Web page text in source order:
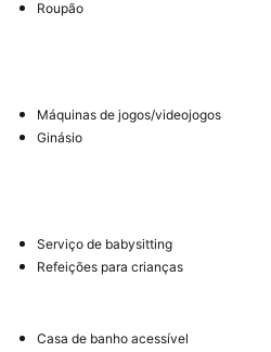
Roupão
Máquinas de jogos/videojogos
Ginásio
Serviço de babysitting
Refeições para crianças
Casa de banho acessível